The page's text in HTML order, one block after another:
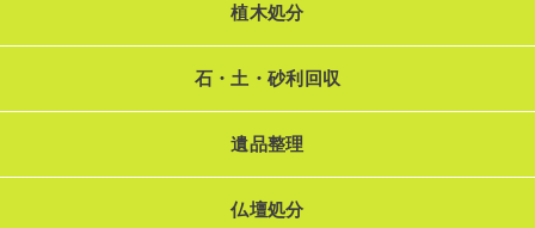
植木処分
石・土・砂利回収
遺品整理
仏壇処分